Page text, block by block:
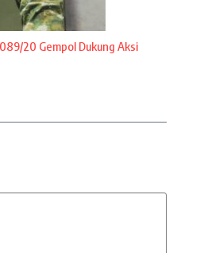
20 Gempol Dukung Aksi